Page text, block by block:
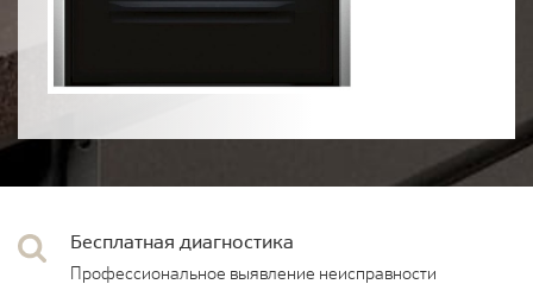
Бесплатная диагностика
Профессиональное выявление неисправности